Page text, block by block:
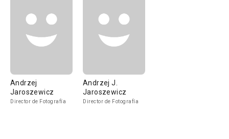
Andrzej
Jaroszewicz
Director de Fotografía
Andrzej J.
Jaroszewicz
Director de Fotografía